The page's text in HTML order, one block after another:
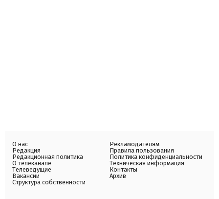
О нас
Редакция
Редакционная политика
О телеканале
Телеведущие
Вакансии
Структура собственности
Рекламодателям
Правила пользования
Политика конфиденциальности
Техническая информация
Контакты
Архив